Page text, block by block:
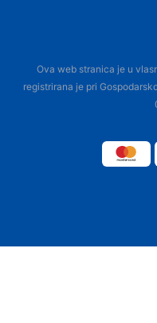
Ova web stranica je u
registrirana je pri